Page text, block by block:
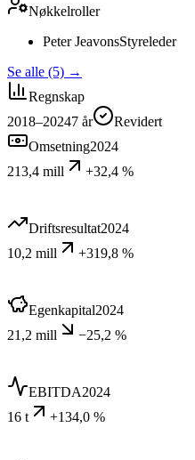
Nøkkelroller
Peter JeavonsStyreleder
Se alle (5) →
Regnskap
2018–20247 år
Revidert
Omsetning2024
213,4 mill
+32,4 %
Driftsresultat2024
10,2 mill
+319,8 %
Egenkapital2024
21,2 mill
−25,2 %
EBITDA2024
16 t
+134,0 %